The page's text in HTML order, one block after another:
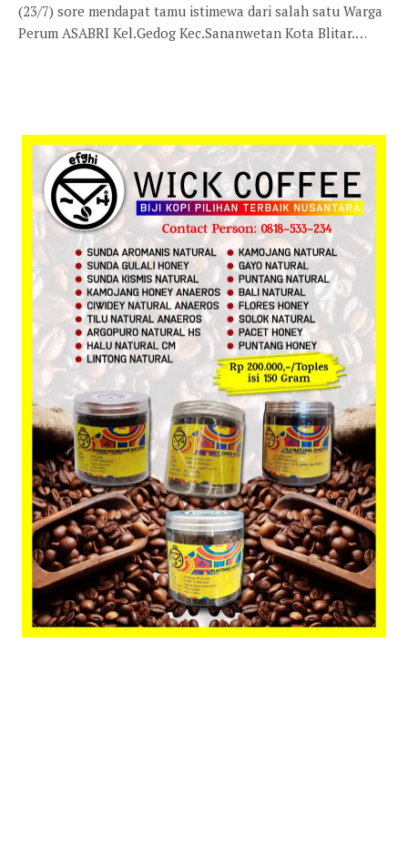
(23/7) sore mendapat tamu istimewa dari salah satu Warga
Perum ASABRI Kel.Gedog Kec.Sananwetan Kota Blitar.…